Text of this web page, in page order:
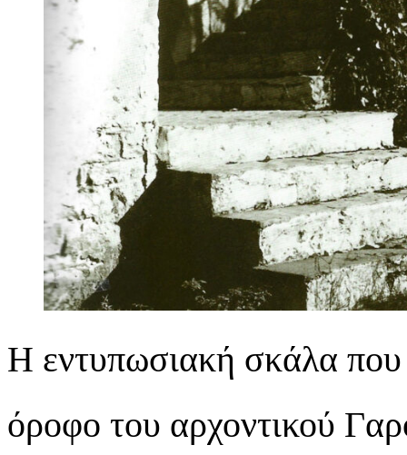
Η εντυπωσιακή σκάλα
όροφο του αρχοντικού